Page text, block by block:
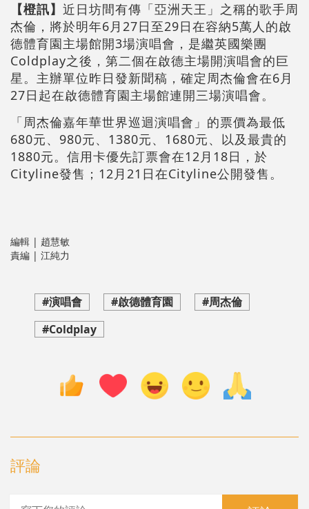
【橙訊】 近日坊間有傳「亞洲天王」之稱的歌手周
杰倫，將於明年6月27日至29日在容納5萬人的啟
德體育園主場館開3場演唱會，是繼英國樂團
Coldplay之後，第二個在啟德主場開演唱會的巨
星。主辦單位昨日發新聞稿，確定周杰倫會在6月
27日起在啟德體育園主場館連開三場演唱會。
「周杰倫嘉年華世界巡迴演唱會」的票價為最低
680元、980元、1380元、1680元、以及最貴的
1880元。信用卡優先訂票會在12月18日，於
Cityline發售；12月21日在Cityline公開發售。
編輯 | 趙慧敏
責編 | 江純力
#演唱會 #啟德體育園
#周杰倫
#Coldplay
評論